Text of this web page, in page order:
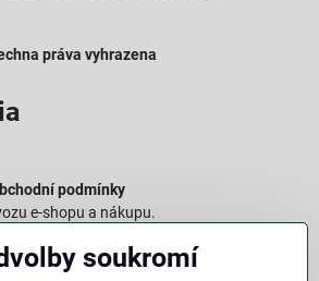
práva vyhrazena
podmínky
e-shopu a nákupu.
údajů
vaše osobní údaje.
soukromí